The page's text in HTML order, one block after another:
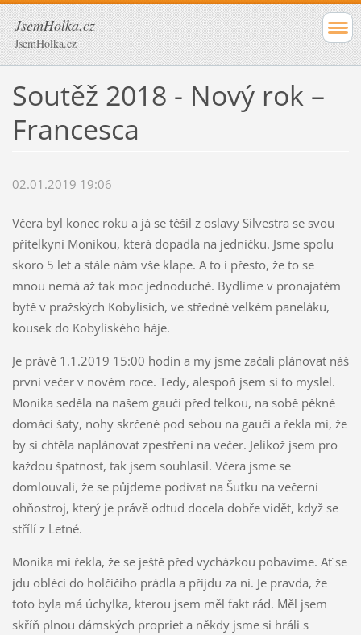
JsemHolka.cz
JsemHolka.cz
Soutěž 2018 - Nový rok –
Francesca
02.01.2019 19:06
Včera byl konec roku a já se těšil z oslavy Silvestra se svou
přítelkyní Monikou, která dopadla na jedničku. Jsme spolu
skoro 5 let a stále nám vše klape. A to i přesto, že to se
mnou nemá až tak moc jednoduché. Bydlíme v pronajatém
bytě v pražských Kobylisích, ve středně velkém paneláku,
kousek do Kobyliského háje.
Je právě 1.1.2019 15:00 hodin a my jsme začali plánovat náš
první večer v novém roce. Tedy, alespoň jsem si to myslel.
Monika seděla na našem gauči před telkou, na sobě pěkné
domácí šaty, nohy skrčené pod sebou na gauči a řekla mi, že
by si chtěla naplánovat zpestření na večer. Jelikož jsem pro
každou špatnost, tak jsem souhlasil. Včera jsme se
domlouvali, že se půjdeme podívat na Šutku na večerní
ohňostroj, který je právě odtud docela dobře vidět, když se
střílí z Letné.
Monika mi řekla, že se ještě před vycházkou pobavíme. Ať se
jdu obléci do holčičího prádla a přijdu za ní. Je pravda, že
toto byla má úchylka, kterou jsem měl fakt rád. Měl jsem
skříň plnou dámských propriet a někdy jsme si hráli s